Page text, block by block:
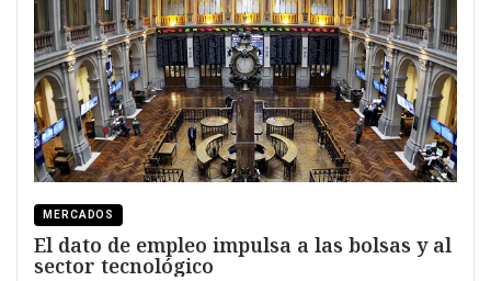
MERCADOS
El dato de empleo impulsa a las bolsas y al
sector tecnológico